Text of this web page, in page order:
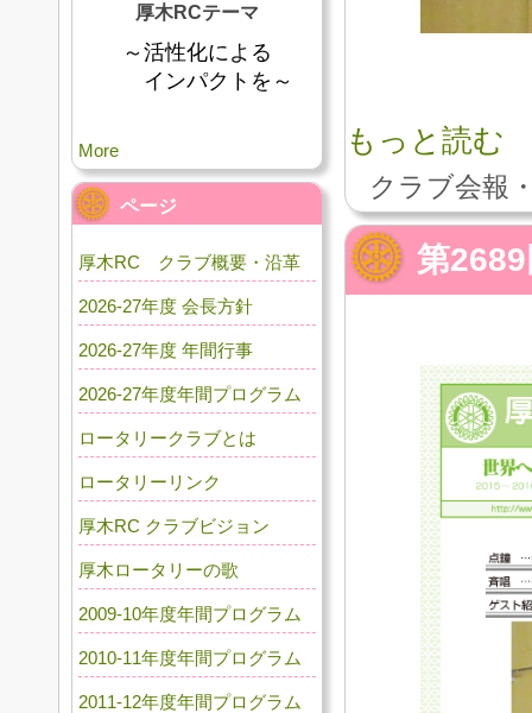
もっと読む
クラブ会報
第
厚木RCテーマ
～活性化による
インパクトを～
More
ページ
厚木RC クラブ概要・沿革
2026-27年度 会長方針
2026-27年度 年間行事
2026-27年度年間プログラム
ロータリークラブとは
ロータリーリンク
厚木RC クラブビジョン
厚木ロータリーの歌
2009-10年度年間プログラム
2010-11年度年間プログラム
2011-12年度年間プログラム